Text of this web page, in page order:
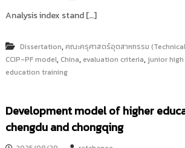
Analysis index stand […]
Dissertation,คณะครุศาสตร์อุตสาหกรรม
CCIP-PF model, China, evaluation criteria, junior
education training
Development model of higher
chengdu and chongqing